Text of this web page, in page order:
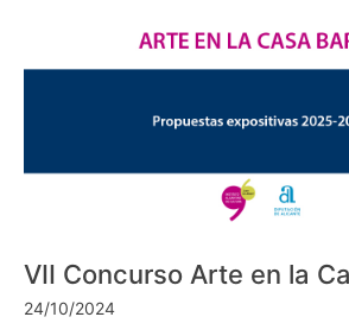
VII Concurso Arte en la
24/10/2024